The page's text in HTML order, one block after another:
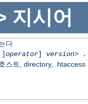
지시어
다
operator] version>
스트, directory, .htaccess